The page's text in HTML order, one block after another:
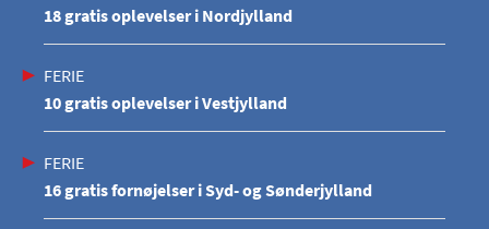
18 gratis oplevelser i Nordjylland
FERIE
10 gratis oplevelser i Vestjylland
FERIE
16 gratis fornøjelser i Syd- og Sønderjylland